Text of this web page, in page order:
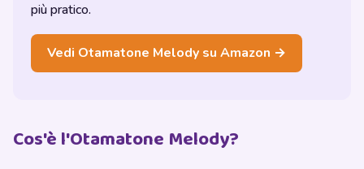
più pratico.
Vedi Otamatone Melody su Amazon →
Cos'è l'Otamatone Melody?